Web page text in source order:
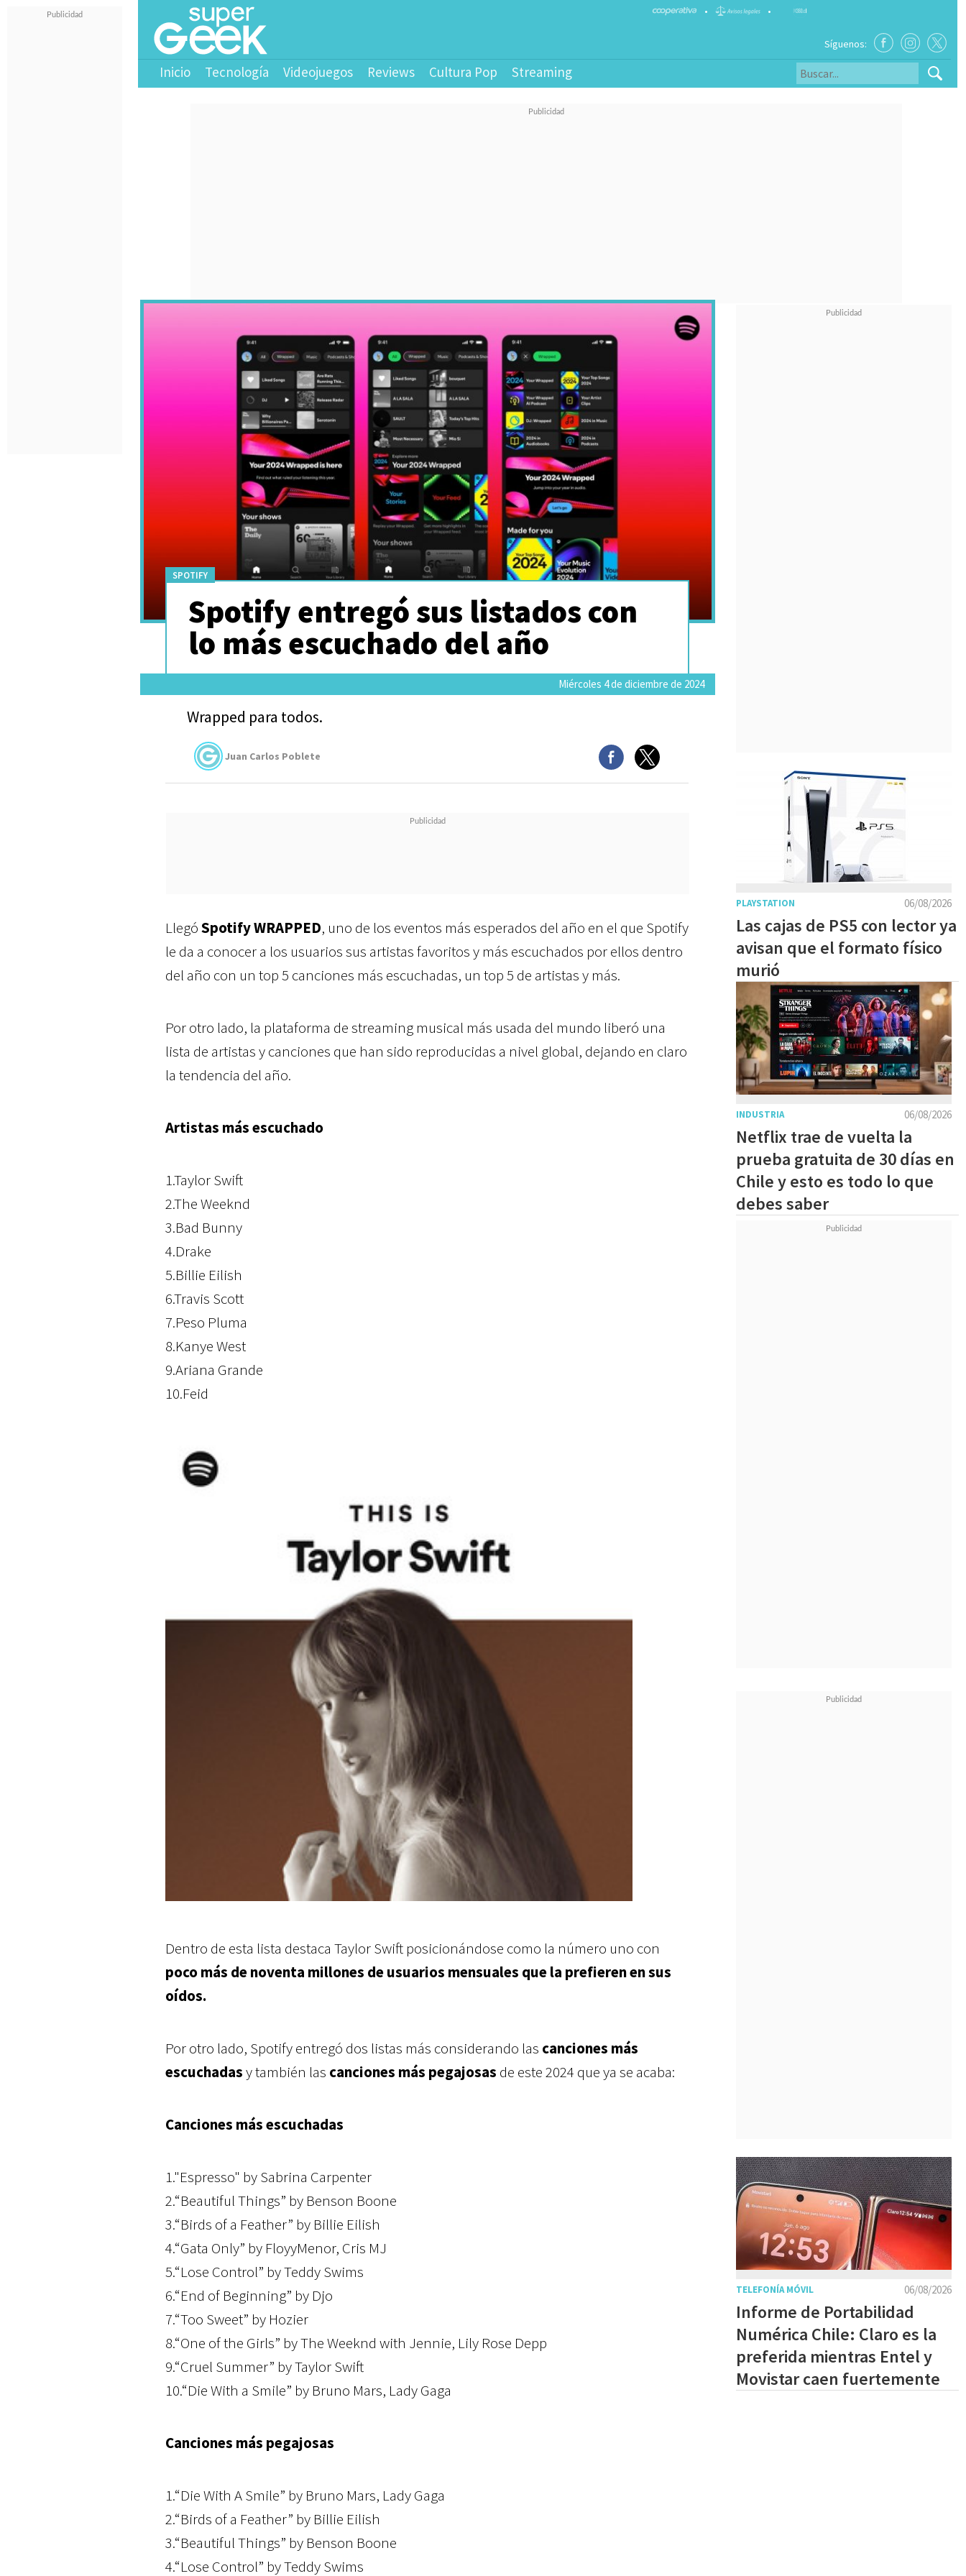
• •
Síguenos:
Inicio Tecnología Videojuegos Reviews Cultura Pop Streaming
SPOTIFY
Spotify entregó sus listados con
lo más escuchado del año
Miércoles 4 de diciembre de 2024
Wrapped para todos.
Juan Carlos Poblete
LlegóSpotify WRAPPED, uno de los eventos más esperados del año en el que Spotify
le da a conocer a los usuarios sus artistas favoritos y más escuchados por ellos dentro
del año con un top 5 canciones más escuchadas, un top 5 de artistas y más.
Por otro lado, la plataforma de streaming musical más usada del mundo liberó una
lista de artistas y canciones que han sido reproducidas a nivel global, dejando en claro
la tendencia del año.
Artistas más escuchado
1.Taylor Swift
2.The Weeknd
3.Bad Bunny
4.Drake
5.Billie Eilish
6.Travis Scott
7.Peso Pluma
8.Kanye West
9.Ariana Grande
10.Feid
Dentro de esta lista destaca Taylor Swift posicionándose como la número uno con
poco más de noventa millones de usuarios mensuales que la prefieren en sus
oídos.
Por otro lado, Spotify entregó dos listas más considerando las canciones más
escuchadasy también las canciones más pegajosas de este 2024 que ya se acaba:
Canciones más escuchadas
1."Espresso" by Sabrina Carpenter
2.“Beautiful Things” by Benson Boone
3.“Birds of a Feather” by Billie Eilish
4.“Gata Only” by FloyyMenor, Cris MJ
5.“Lose Control” by Teddy Swims
6.“End of Beginning” by Djo
7.“Too Sweet” by Hozier
8.“One of the Girls” by The Weeknd with Jennie, Lily Rose Depp
9.“Cruel Summer” by Taylor Swift
10.“Die With a Smile” by Bruno Mars, Lady Gaga
Canciones más pegajosas
1.“Die With A Smile” by Bruno Mars, Lady Gaga
2.“Birds of a Feather” by Billie Eilish
3.“Beautiful Things” by Benson Boone
4.“Lose Control” by Teddy Swims
06/08/2026
PLAYSTATION
Las cajas de PS5 con lector ya
avisan que el formato físico
murió
06/08/2026
INDUSTRIA
Netflix trae de vuelta la
prueba gratuita de 30 días en
Chile y esto es todo lo que
debes saber
06/08/2026
TELEFONÍA MÓVIL
Informe de Portabilidad
Numérica Chile: Claro es la
preferida mientras Entel y
Movistar caen fuertemente